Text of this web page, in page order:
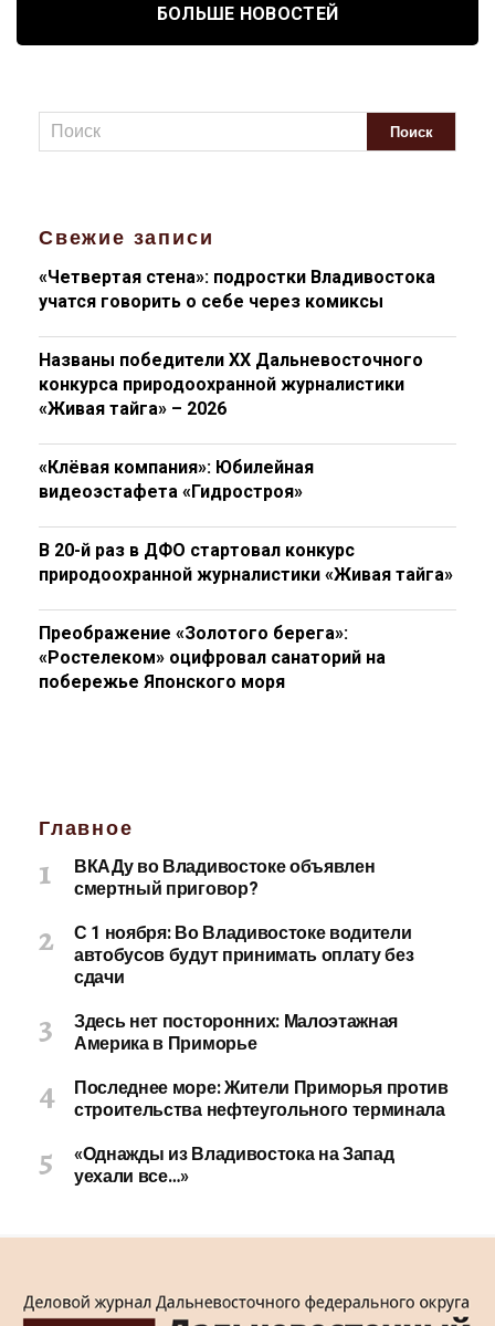
БОЛЬШЕ НОВОСТЕЙ
Свежие записи
«Четвертая стена»: подростки Владивостока
учатся говорить о себе через комиксы
Названы победители XX Дальневосточного
конкурса природоохранной журналистики
«Живая тайга» – 2026
«Клёвая компания»: Юбилейная
видеоэстафета «Гидростроя»
В 20-й раз в ДФО стартовал конкурс
природоохранной журналистики «Живая тайга»
Преображение «Золотого берега»:
«Ростелеком» оцифровал санаторий на
побережье Японского моря
Главное
ВКАДу во Владивостоке объявлен
смертный приговор?
С 1 ноября: Во Владивостоке водители
автобусов будут принимать оплату без
сдачи
Здесь нет посторонних: Малоэтажная
Америка в Приморье
Последнее море: Жители Приморья против
строительства нефтеугольного терминала
«Однажды из Владивостока на Запад
уехали все…»